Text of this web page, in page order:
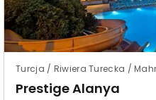
Turcja / Riwiera Turecka /
Prestige Alanya